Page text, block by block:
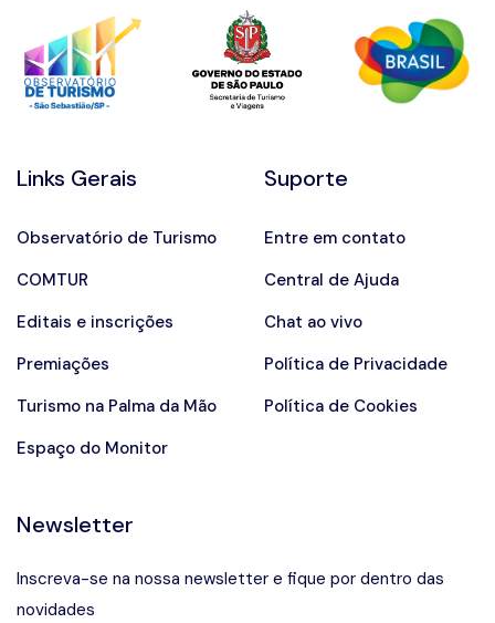
Links Gerais
Observatório de Turismo
COMTUR
Editais e inscrições
Premiações
Turismo na Palma da Mão
Espaço do Monitor
Suporte
Entre em contato
Central de Ajuda
Chat ao vivo
Política de Privacidade
Política de Cookies
Newsletter
Inscreva-se na nossa newsletter e fique por dentro das
novidades